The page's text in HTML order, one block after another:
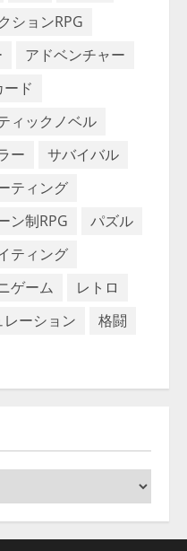
ションRPG
アドベンチャー
ード
ィックノベル
ー
サバイバル
ティング
ン制RPG
パズル
ティング
ゲーム
レトロ
ーション
格闘